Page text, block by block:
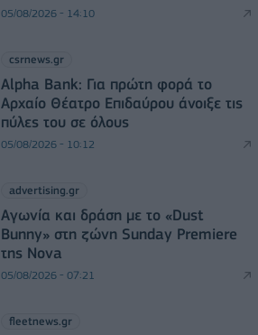
05/08/2026 - 14:10
csrnews.gr
Alpha Bank: Για πρώτη φορά το
Αρχαίο Θέατρο Επιδαύρου άνοιξε τις
πύλες του σε όλους
05/08/2026 - 10:12
advertising.gr
Αγωνία και δράση με το «Dust
Bunny» στη ζώνη Sunday Premiere
της Nova
05/08/2026 - 07:21
fleetnews.gr